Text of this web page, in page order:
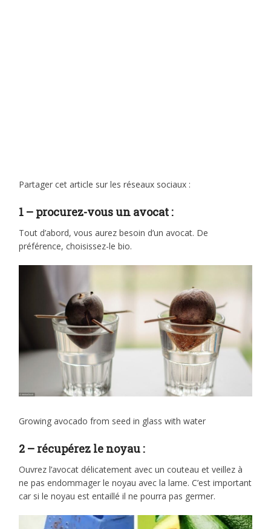
Partager cet article sur les réseaux sociaux :
1 – procurez-vous un avocat :
Tout d’abord, vous aurez besoin d’un avocat. De
préférence, choisissez-le bio.
Growing avocado from seed in glass with water
2 – récupérez le noyau :
Ouvrez l’avocat délicatement avec un couteau et veillez à
ne pas endommager le noyau avec la lame. C’est important
car si le noyau est entaillé il ne pourra pas germer.